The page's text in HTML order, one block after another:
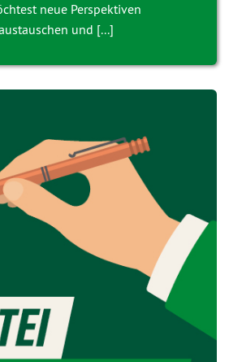
neue Perspektiven
und [...]